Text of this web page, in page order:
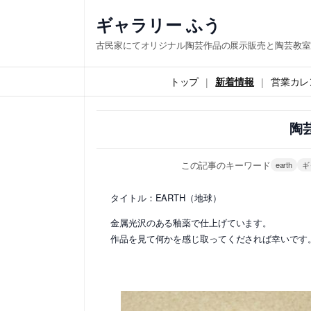
ス
キ
ギャラリー ふう
古民家にてオリジナル陶芸作品の展示販売と陶芸教
トップ 新着情報 営業カ
陶
この記事のキーワード earth
タイトル：EARTH（地球）
金属光沢のある釉薬で仕上げています。
作品を見て何かを感じ取ってくだされば幸いです